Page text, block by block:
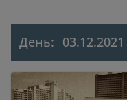
День: 03.12.2021